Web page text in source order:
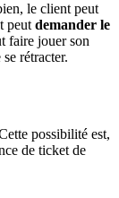
le client peut
peut demander le
faire jouer son
rétracter.
possibilité est,
de ticket de